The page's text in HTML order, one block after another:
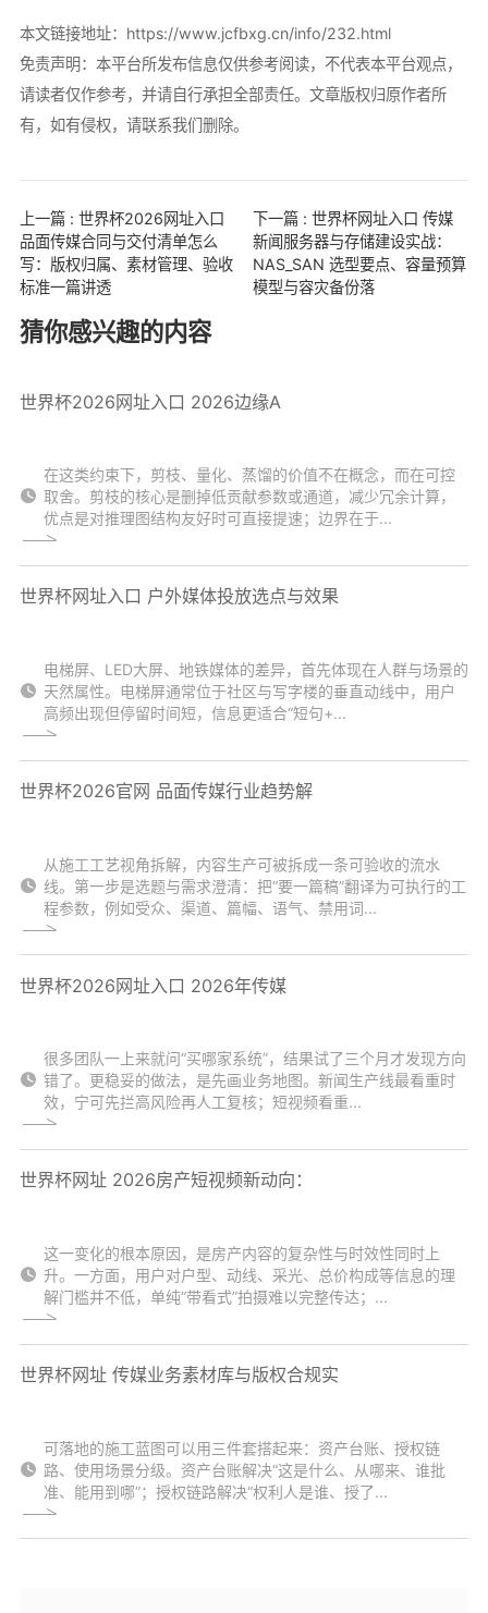
本文链接地址： https://www.jcfbxg.cn/info/232.html
免责声明：本平台所发布信息仅供参考阅读，不代表本平台观点，
请读者仅作参考，并请自行承担全部责任。文章版权归原作者所
有，如有侵权，请联系我们删除。
上一篇 : 世界杯2026网址入口
品面传媒合同与交付清单怎么
写：版权归属、素材管理、验收
标准一篇讲透
下一篇 : 世界杯网址入口 传媒
新闻服务器与存储建设实战：
NAS_SAN 选型要点、容量预算
模型与容灾备份落
猜你感兴趣的内容
世界杯2026网址入口 2026边缘A
在这类约束下，剪枝、量化、蒸馏的价值不在概念，而在可控
取舍。剪枝的核心是删掉低贡献参数或通道，减少冗余计算，
优点是对推理图结构友好时可直接提速；边界在于...
世界杯网址入口 户外媒体投放选点与效果
电梯屏、LED大屏、地铁媒体的差异，首先体现在人群与场景的
天然属性。电梯屏通常位于社区与写字楼的垂直动线中，用户
高频出现但停留时间短，信息更适合“短句+...
世界杯2026官网 品面传媒行业趋势解
从施工工艺视角拆解，内容生产可被拆成一条可验收的流水
线。第一步是选题与需求澄清：把“要一篇稿”翻译为可执行的工
程参数，例如受众、渠道、篇幅、语气、禁用词...
世界杯2026网址入口 2026年传媒
很多团队一上来就问“买哪家系统”，结果试了三个月才发现方向
错了。更稳妥的做法，是先画业务地图。新闻生产线最看重时
效，宁可先拦高风险再人工复核；短视频看重...
世界杯网址 2026房产短视频新动向：
这一变化的根本原因，是房产内容的复杂性与时效性同时上
升。一方面，用户对户型、动线、采光、总价构成等信息的理
解门槛并不低，单纯“带看式”拍摄难以完整传达；...
世界杯网址 传媒业务素材库与版权合规实
可落地的施工蓝图可以用三件套搭起来：资产台账、授权链
路、使用场景分级。资产台账解决“这是什么、从哪来、谁批
准、能用到哪”；授权链路解决“权利人是谁、授了...